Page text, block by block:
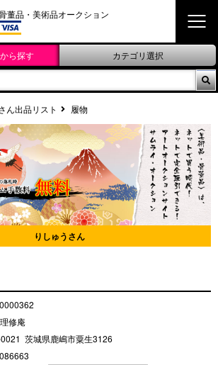
董品・美術品オークション
ら探す カテゴリ選択

ん出品リスト 履物
りしゅうさん
修庵
茨城県鹿嶋市粟生3126